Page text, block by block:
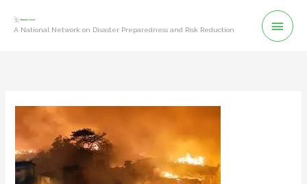
A National Network on Disaster Preparedness and Risk Reduction